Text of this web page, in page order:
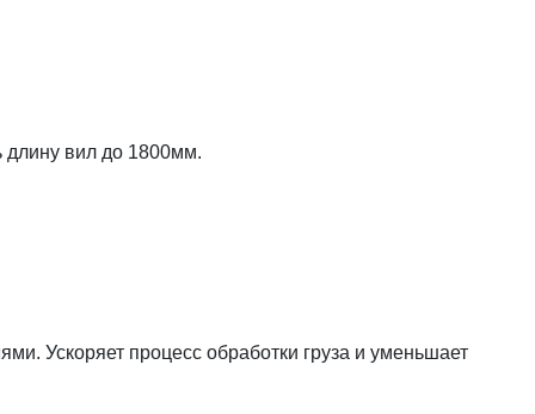
длину вил до 1800мм.
Ускоряет процесс обработки груза и уменьшает